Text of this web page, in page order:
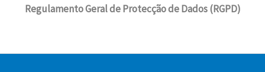
Regulamento Geral de Protecção de Dados (RGPD)